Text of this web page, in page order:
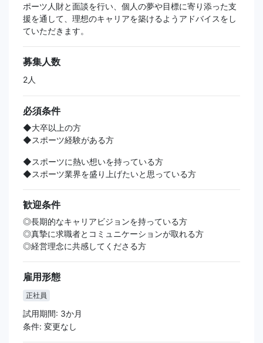
ポーツ人財と面談を行い、個人の夢や目標に寄り添った支
援を通して、理想のキャリアを築けるようアドバイスをし
ていただきます。
募集人数
2人
必須条件
◆大卒以上の方
◆スポーツ経験がある方
◆スポーツに熱い想いを持っている方
◆スポーツ業界を盛り上げたいと思っている方
歓迎条件
◎長期的なキャリアビジョンを持っている方
◎真摯に求職者とコミュニケーションが取れる方
◎経営理念に共感してくださる方
雇用形態
正社員
試用期間: 3か月
条件: 変更なし